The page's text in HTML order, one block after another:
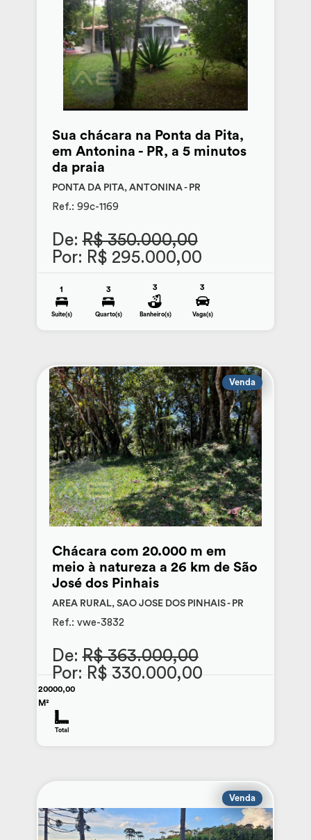
Sua chácara na Ponta da Pita,
em Antonina - PR, a 5 minutos
da praia
PONTA DA PITA, ANTONINA - PR
Ref.: 99c-1169
De:R$ 350.000,00
Por: R$ 295.000,00
1
Suite(s)
3
Quarto(s)
3
Banheiro(s)
3
Vaga(s)
Venda
Chácara com 20.000 m em
meio à natureza a 26 km de São
José dos Pinhais
AREA RURAL, SAO JOSE DOS PINHAIS - PR
Ref.: vwe-3832
De:R$ 363.000,00
Por: R$ 330.000,00
20000,00
M²
Total
Venda